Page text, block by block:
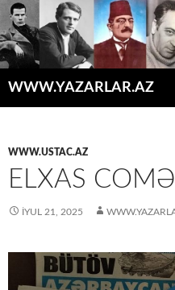
WWW.YAZARLAR.AZ
WWW.USTAC.AZ
ELXAS
İYUL 21, 2025